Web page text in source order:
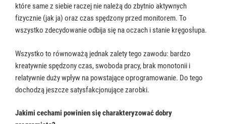
które same z siebie raczej nie należą do zbytnio aktywnych
fizycznie (jak ja) oraz czas spędzony przed monitorem. To
wszystko zdecydowanie odbija się na oczach i stanie kręgosłupa.
Wszystko to równoważą jednak zalety tego zawodu: bardzo
kreatywnie spędzony czas, swoboda pracy, brak monotonii i
relatywnie duży wpływ na powstające oprogramowanie. Do tego
dochodzą jeszcze satysfakcjonujące zarobki.
Jakimi cechami powinien się charakteryzować dobry